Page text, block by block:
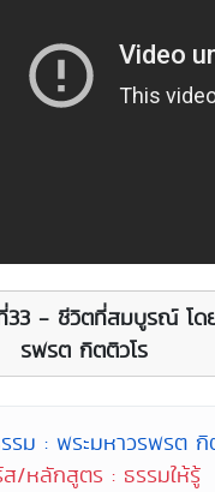
33 - ชีวิตที่สมบูรณ์ โด
รพรต กิตติวโร
รม : พระมหาวรพรต กิ
/หลักสูตร : ธรรมให้รู้